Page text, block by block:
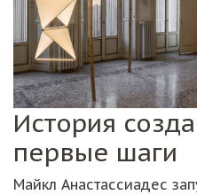
История
первые шаги
Майкл Анастассиадес